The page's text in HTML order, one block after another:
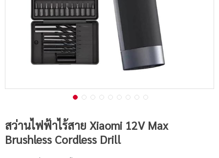
สว่านไฟฟ้าไร้สาย Xiaomi 12V Max
Brushless Cordless Drill